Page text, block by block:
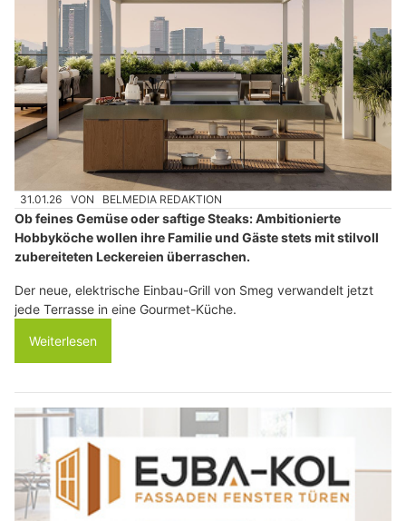
31.01.26 VON BELMEDIA REDAKTION
Ob feines Gemüse oder saftige Steaks: Ambitionierte
Hobbyköche wollen ihre Familie und Gäste stets mit stilvoll
zubereiteten Leckereien überraschen.
Der neue, elektrische Einbau-Grill von Smeg verwandelt jetzt
jede Terrasse in eine Gourmet-Küche.
Weiterlesen